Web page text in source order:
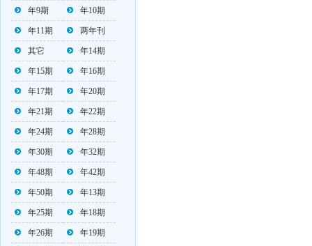
年9期 年10期
年11期 两年刊
其它 年14期
年15期 年16期
年17期 年20期
年21期 年22期
年24期 年28期
年30期 年32期
年48期 年42期
年50期 年13期
年25期 年18期
年26期 年19期